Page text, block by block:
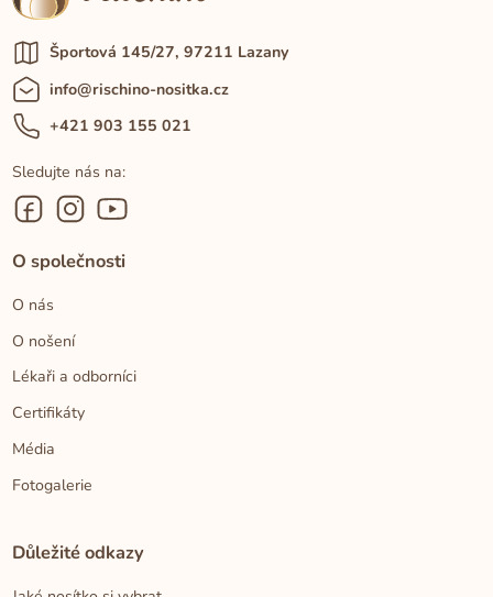
Športová 145/27, 97211 Lazany
info@rischino-nositka.cz
+421 903 155 021
Sledujte nás na:
O společnosti
O nás
O nošení
Lékaři a odborníci
Certifikáty
Média
Fotogalerie
Důležité odkazy